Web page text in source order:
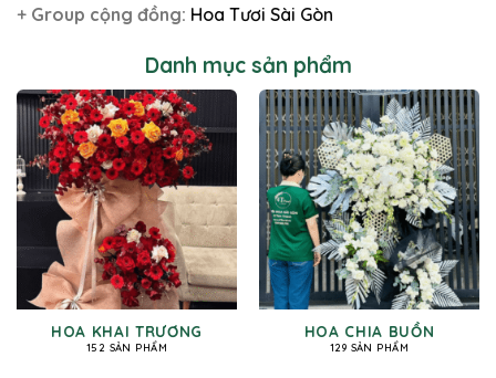
+ Group cộng đồng: Hoa Tươi Sài Gòn
Danh mục sản phẩm
HOA KHAI TRƯƠNG
152 SẢN PHẨM
HOA CHIA BUỒN
129 SẢN PHẨM